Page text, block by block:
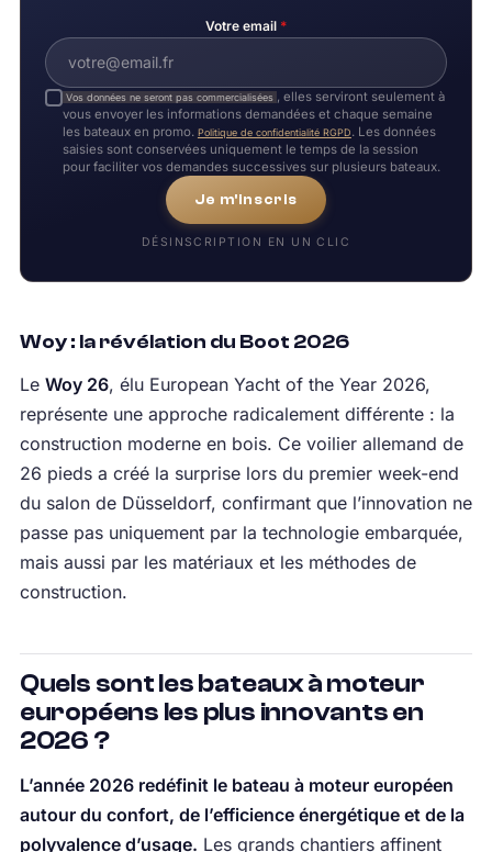
Votre email *
Vos données ne seront pas commercialisées , elles serviront seulement à
vous envoyer les informations demandées et chaque semaine
les bateaux en promo. Politique de confidentialité RGPD. Les données
saisies sont conservées uniquement le temps de la session
pour faciliter vos demandes successives sur plusieurs bateaux.
Je m'inscris
DÉSINSCRIPTION EN UN CLIC
Woy : la révélation du Boot 2026
Le Woy 26, élu European Yacht of the Year 2026,
représente une approche radicalement différente : la
construction moderne en bois. Ce voilier allemand de
26 pieds a créé la surprise lors du premier week-end
du salon de Düsseldorf, confirmant que l’innovation ne
passe pas uniquement par la technologie embarquée,
mais aussi par les matériaux et les méthodes de
construction.
Quels sont les bateaux à moteur
européens les plus innovants en
2026 ?
L’année 2026 redéfinit le bateau à moteur européen
autour du confort, de l’efficience énergétique et de la
polyvalence d’usage. Les grands chantiers affinent